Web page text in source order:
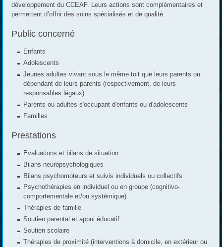
développement du CCEAF. Leurs actions sont complémentaires et
permettent d’offrir des soins spécialisés et de qualité.
Public concerné
Enfants
Adolescents
Jeunes adultes vivant sous le même toit que leurs parents ou
dépendant de leurs parents (respectivement, de leurs
responsables légaux)
Parents ou adultes s'occupant d'enfants ou d'adolescents
Familles
Prestations
Evaluations et bilans de situation
Bilans neuropsychologiques
Bilans psychomoteurs et suivis individuels ou collectifs
Psychothérapies en individuel ou en groupe (cognitivo-
comportementale et/ou systémique)
Thérapies de famille
Soutien parental et appui éducatif
Soutien scolaire
Thérapies de proximité (interventions à domicile, en extérieur ou